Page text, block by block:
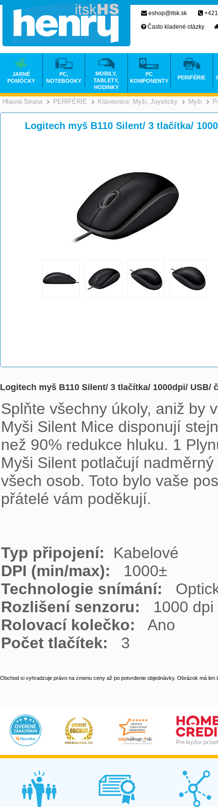
Hlavná Strana >
PERIFÉRIE >
Klávesnice, Myši, Joysticky Myši
Logitech myš B110 Silent/ 3 tlačítka/
Logitech myš B110 Silent/ 3 tlačítka/ 1000dpi/ USB/
Splňte všechny úkoly, aniž by
Myši Silent Mice disponují
než 90% redukce hluku. 1
Myši Silent potlačují
všech osob. Toto bylo vaše
přátelé vám poděkují.
Typ připojení:
DPI (min/max):
Technologie snímání:
Rozlišení senzoru:
Rolovací kolečko:
Počet tlačítek:
  3
Obchod si vyhradzuje právo na zmenu ceny až po potvrdenie objednávky. Obrázok má len
eshop@itsk.sk
Často kladené otázky
JARNÉ
POMÔCKY
PC,
NOTEBOOKY
MOBILY,
TABLETY,
HODINKY
PC
KOMPONENTY
PERIFÉRIE